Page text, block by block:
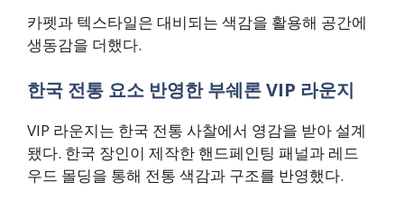
카펫과 텍스타일은 대비되는 색감을 활용해 공간에
생동감을 더했다.
한국 전통 요소 반영한 부쉐론 VIP 라운지
VIP 라운지는 한국 전통 사찰에서 영감을 받아 설계
됐다. 한국 장인이 제작한 핸드페인팅 패널과 레드
우드 몰딩을 통해 전통 색감과 구조를 반영했다.